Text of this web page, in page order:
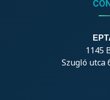
1145
Szugló utca